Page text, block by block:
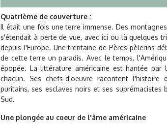
Quatrième de couverture :
Il était une fois une terre immense. Des
s'étendait à perte de vue, avec ici ou là quelques
depuis l'Europe. Une trentaine de Pères pèlerins
de cette terre un paradis. Avec le temps,
épopée. La littérature américaine est hantée
chacun. Ses chefs-d'oeuvre racontent
puritains, ses esclaves noirs et ses
Sud.
Une plongée au coeur de l'âme américaine